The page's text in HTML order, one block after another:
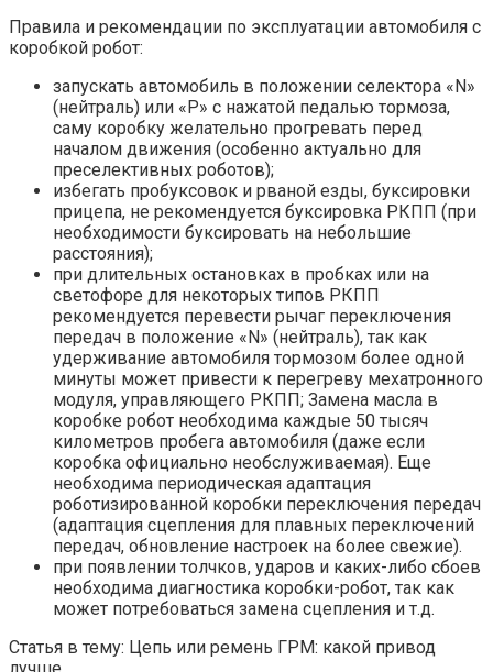
Правила и рекомендации по эксплуатации автомобиля с
коробкой робот:
запускать автомобиль в положении селектора «N»
(нейтраль) или «P» с нажатой педалью тормоза,
саму коробку желательно прогревать перед
началом движения (особенно актуально для
преселективных роботов);
избегать пробуксовок и рваной езды, буксировки
прицепа, не рекомендуется буксировка РКПП (при
необходимости буксировать на небольшие
расстояния);
при длительных остановках в пробках или на
светофоре для некоторых типов РКПП
рекомендуется перевести рычаг переключения
передач в положение «N» (нейтраль), так как
удерживание автомобиля тормозом более одной
минуты может привести к перегреву мехатронного
модуля, управляющего РКПП; Замена масла в
коробке робот необходима каждые 50 тысяч
километров пробега автомобиля (даже если
коробка официально необслуживаемая). Еще
необходима периодическая адаптация
роботизированной коробки переключения передач
(адаптация сцепления для плавных переключений
передач, обновление настроек на более свежие).
при появлении толчков, ударов и каких-либо сбоев
необходима диагностика коробки-робот, так как
может потребоваться замена сцепления и т.д.
Статья в тему: Цепь или ремень ГРМ: какой привод
лучше